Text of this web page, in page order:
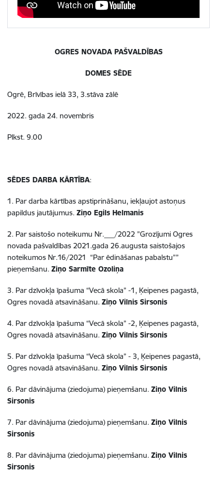
OGRES NOVADA PAŠVALDĪBAS
DOMES SĒDE
Ogrē, Brīvības ielā 33, 3.stāva zālē
2022. gada 24. novembris
Plkst. 9.00
SĒDES DARBA KĀRTĪBA:
1. Par darba kārtības apstiprināšanu, iekļaujot astoņus
papildus jautājumus. Ziņo Egils Helmanis
2. Par saistošo noteikumu Nr.___/2022 ”Grozījumi Ogres
novada pašvaldības 2021.gada 26.augusta saistošajos
noteikumos Nr.16/2021 “Par ēdināšanas pabalstu””
pieņemšanu. Ziņo Sarmīte Ozoliņa
3. Par dzīvokļa īpašuma “Vecā skola” -1, Ķeipenes pagastā,
Ogres novadā atsavināšanu. Ziņo Vilnis Sirsonis
4. Par dzīvokļa īpašuma “Vecā skola” -2, Ķeipenes pagastā,
Ogres novadā atsavināšanu. Ziņo Vilnis Sirsonis
5. Par dzīvokļa īpašuma “Vecā skola” - 3, Ķeipenes pagastā,
Ogres novadā atsavināšanu. Ziņo Vilnis Sirsonis
6. Par dāvinājuma (ziedojuma) pieņemšanu. Ziņo Vilnis
Sirsonis
7. Par dāvinājuma (ziedojuma) pieņemšanu. Ziņo Vilnis
Sirsonis
8. Par dāvinājuma (ziedojuma) pieņemšanu. Ziņo Vilnis
Sirsonis